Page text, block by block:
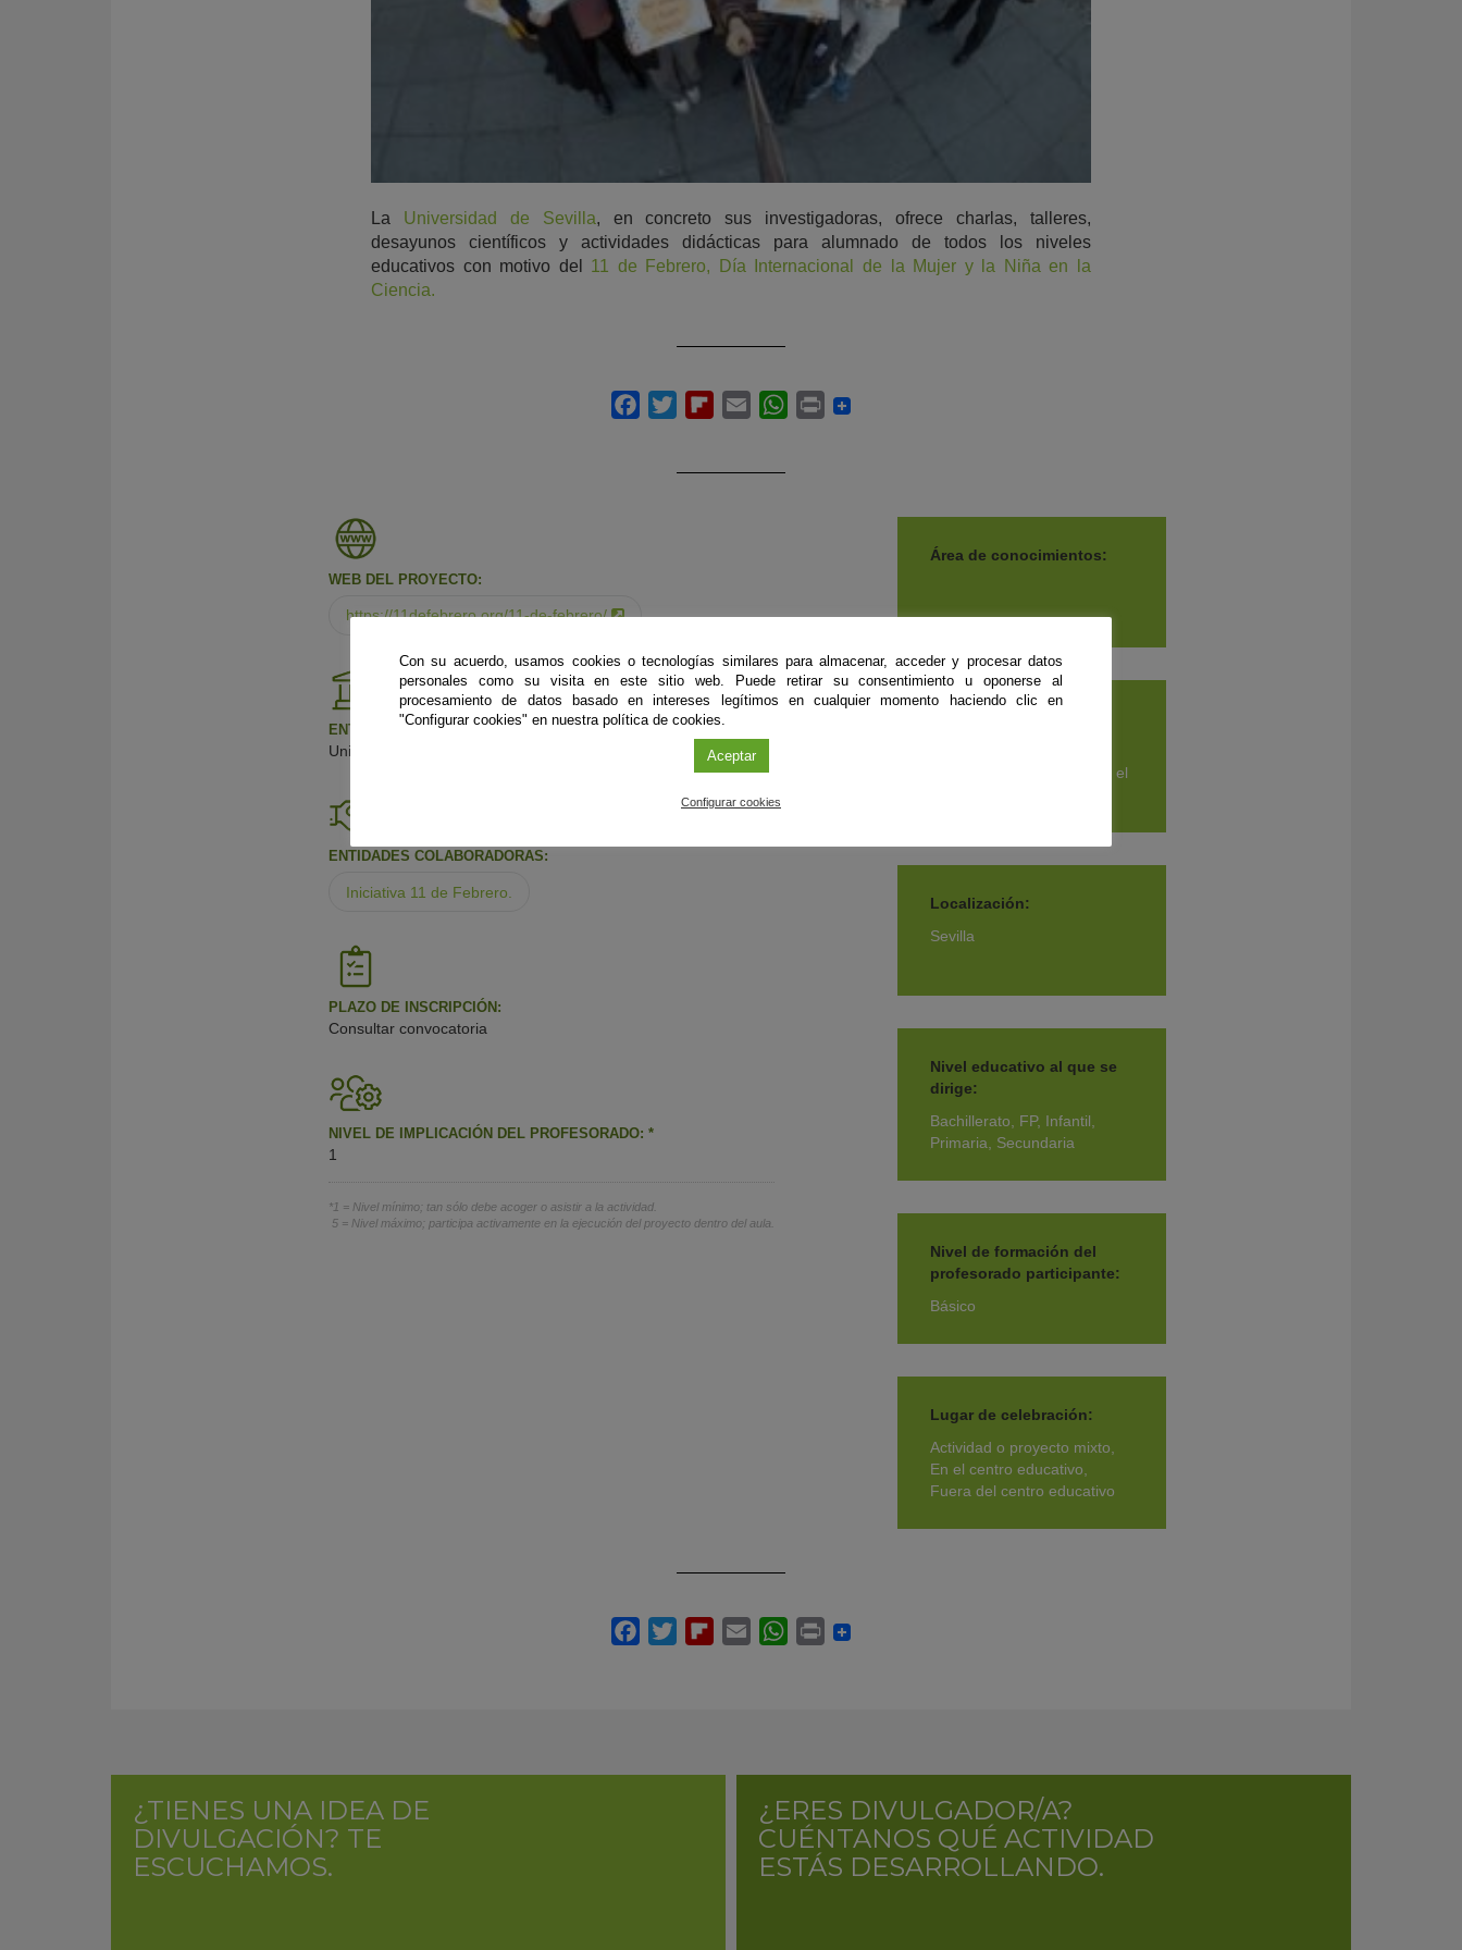
La Universidad de Sevilla, en concreto sus investigadoras, ofrece charlas, talleres,
desayunos científicos y actividades didácticas para alumnado de todos los niveles
educativos con motivo del 11 de Febrero, Día Internacional de la Mujer y la Niña en la
Ciencia.
WEB DEL PROYECTO:
https://11defebrero.org/11-de-febrero/
ENTIDAD ORGANIZADORA:
Universidad de Sevilla
ENTIDADES COLABORADORAS:
Iniciativa 11 de Febrero.
PLAZO DE INSCRIPCIÓN:
Consultar convocatoria
NIVEL DE IMPLICACIÓN DEL PROFESORADO: *
1
*1 = Nivel mínimo; tan sólo debe acoger o asistir a la actividad.
5 = Nivel máximo; participa activamente en la ejecución del proyecto dentro del aula.
Área de conocimientos:
Proyectos a desarrollar en el
Localización:
Sevilla
Nivel educativo al que se
dirige:
Bachillerato, FP, Infantil,
Primaria, Secundaria
Nivel de formación del
profesorado participante:
Básico
Lugar de celebración:
Actividad o proyecto mixto,
En el centro educativo,
Fuera del centro educativo
¿TIENES UNA IDEA DE
DIVULGACIÓN? TE
ESCUCHAMOS.
¿ERES DIVULGADOR/A?
CUÉNTANOS QUÉ ACTIVIDAD
ESTÁS DESARROLLANDO.
Con su acuerdo, usamos cookies o tecnologías similares para almacenar, acceder y procesar datos
personales como su visita en este sitio web. Puede retirar su consentimiento u oponerse al
procesamiento de datos basado en intereses legítimos en cualquier momento haciendo clic en
"Configurar cookies" en nuestra política de cookies.
Aceptar
Configurar cookies